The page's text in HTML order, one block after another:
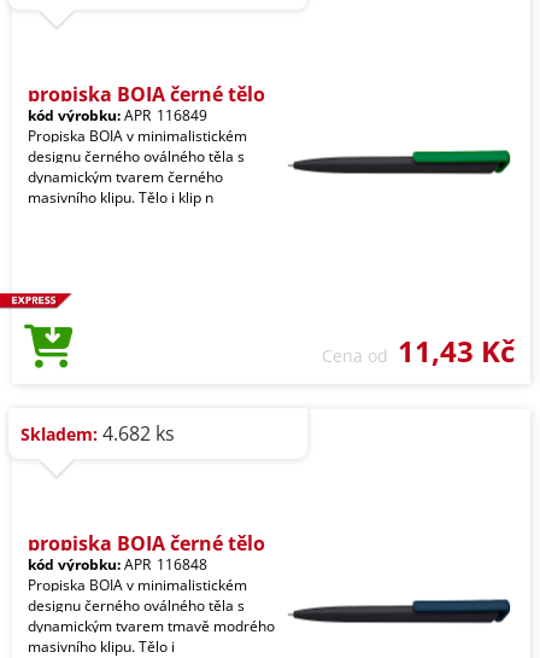
propiska BOIA černé tělo
kód výrobku:APR_116849
Propiska BOIA v minimalistickém
designu černého oválného těla s
dynamickým tvarem černého
masivního klipu. Tělo i klip n
Cena od 11,43 Kč
Skladem: 4.682 ks
propiska BOIA černé tělo
kód výrobku:APR_116848
Propiska BOIA v minimalistickém
designu černého oválného těla s
dynamickým tvarem tmavě modrého
masivního klipu. Tělo i